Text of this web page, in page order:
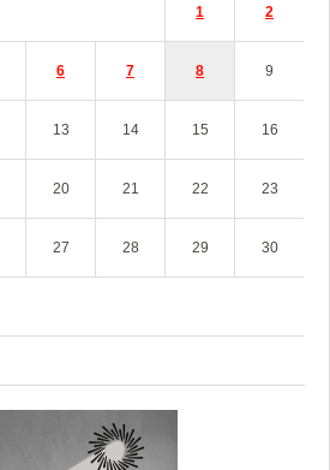
1 2
6 7 8 9
13 14 15 16
20 21 22 23
27 28 29 30